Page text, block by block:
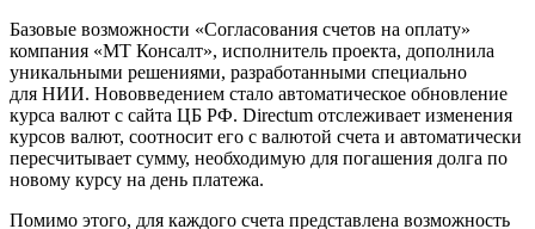
Базовые возможности «Согласования счетов на оплату»
компания «MT Консалт», исполнитель проекта, дополнила
уникальными решениями, разработанными специально
для НИИ. Нововведением стало автоматическое обновление
курса валют с сайта ЦБ РФ. Directum отслеживает изменения
курсов валют, соотносит его с валютой счета и автоматически
пересчитывает сумму, необходимую для погашения долга по
новому курсу на день платежа.
Помимо этого, для каждого счета представлена возможность